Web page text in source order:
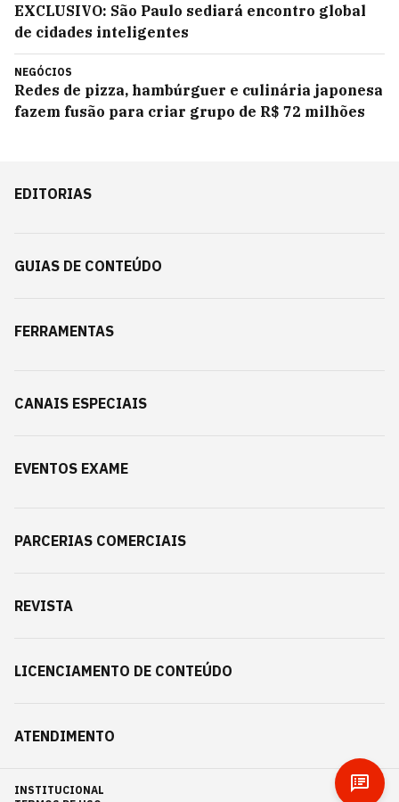
EXCLUSIVO: São Paulo sediará encontro global
de cidades inteligentes
NEGÓCIOS
Redes de pizza, hambúrguer e culinária japonesa
fazem fusão para criar grupo de R$ 72 milhões
EDITORIAS
GUIAS DE CONTEÚDO
FERRAMENTAS
CANAIS ESPECIAIS
EVENTOS EXAME
PARCERIAS COMERCIAIS
REVISTA
LICENCIAMENTO DE CONTEÚDO
ATENDIMENTO
INSTITUCIONAL